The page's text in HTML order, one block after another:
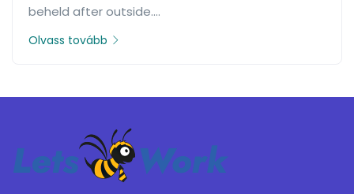
beheld after outside....
Olvass tovább